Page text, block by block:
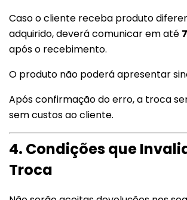
Caso o cliente receba produto
adquirido, deverá comunicar em até
após o recebimento.
O produto não poderá apresentar
Após confirmação do erro, a troca
sem custos ao cliente.
4. Condições que
Troca